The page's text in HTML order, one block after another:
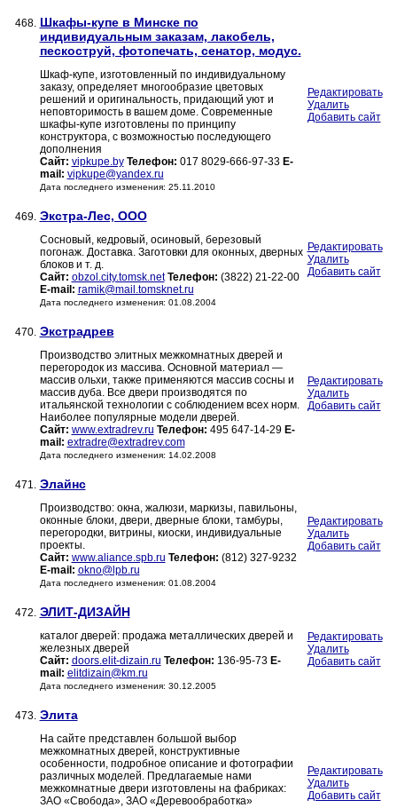
468. Шкафы-купе в Минске по
индивидуальным заказам, лакобель,
пескоструй, фотопечать, сенатор, модус.
Шкаф-купе, изготовленный по индивидуальному
заказу, определяет многообразие цветовых
решений и оригинальность, придающий уют и
неповторимость в вашем доме. Современные
шкафы-купе изготовлены по принципу
конструктора, с возможностью последующего
дополнения
Сайт: vipkupe.by Телефон: 017 8029-666-97-33 E-
mail: vipkupe@yandex.ru
Дата последнего изменения: 25.11.2010
Редактировать
Удалить
Добавить сайт
469. Экстра-Лес, ООО
Сосновый, кедровый, осиновый, березовый
погонаж. Доставка. Заготовки для оконных, дверных
блоков и т. д.
Сайт: obzol.city.tomsk.net Телефон: (3822) 21-22-00
E-mail: ramik@mail.tomsknet.ru
Дата последнего изменения: 01.08.2004
Редактировать
Удалить
Добавить сайт
470. Экстрадрев
Производство элитных межкомнатных дверей и
перегородок из массива. Основной материал —
массив ольхи, также применяются массив сосны и
массив дуба. Все двери производятся по
итальянской технологии с соблюдением всех норм.
Наиболее популярные модели дверей.
Сайт: www.extradrev.ru Телефон: 495 647-14-29 E-
mail: extradre@extradrev.com
Дата последнего изменения: 14.02.2008
Редактировать
Удалить
Добавить сайт
471. Элайнс
Производство: окна, жалюзи, маркизы, павильоны,
оконные блоки, двери, дверные блоки, тамбуры,
перегородки, витрины, киоски, индивидуальные
проекты.
Сайт: www.aliance.spb.ru Телефон: (812) 327-9232
E-mail: okno@lpb.ru
Дата последнего изменения: 01.08.2004
Редактировать
Удалить
Добавить сайт
472. ЭЛИТ-ДИЗАЙН
каталог дверей: продажа металлических дверей и
железных дверей
Сайт: doors.elit-dizain.ru Телефон: 136-95-73 E-
mail: elitdizain@km.ru
Дата последнего изменения: 30.12.2005
Редактировать
Удалить
Добавить сайт
473. Элита
На сайте представлен большой выбор
межкомнатных дверей, конструктивные
особенности, подробное описание и фотографии
различных моделей. Предлагаемые нами
межкомнатные двери изготовлены на фабриках:
ЗАО «Свобода», ЗАО «Деревообработка»
Редактировать
Удалить
Добавить сайт